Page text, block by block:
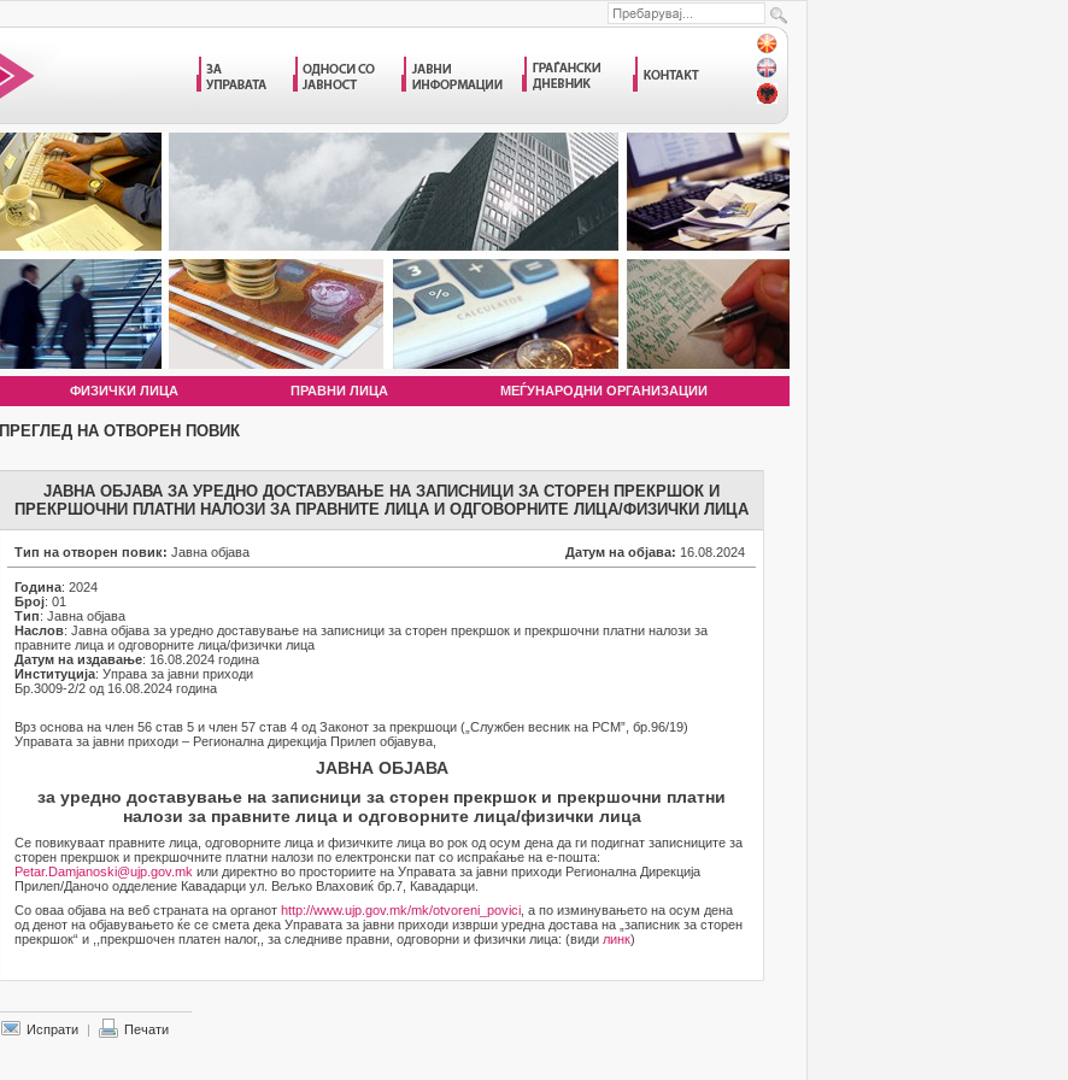
ФИЗИЧКИ ЛИЦА ПРАВНИ ЛИЦА МЕЃУНАРОДНИ ОРГАНИЗАЦИИ
ПРЕГЛЕД НА ОТВОРЕН ПОВИК
ЈАВНА ОБЈАВА ЗА УРЕДНО ДОСТАВУВАЊЕ НА ЗАПИСНИЦИ ЗА СТОРЕН ПРЕКРШОК И
ПРЕКРШОЧНИ ПЛАТНИ НАЛОЗИ ЗА ПРАВНИТЕ ЛИЦА И ОДГОВОРНИТЕ ЛИЦА/ФИЗИЧКИ ЛИЦА
Тип на отворен повик: Јавна објава Датум на објава: 16.08.2024
Година: 2024
Број: 01
Тип: Јавна објава
Наслов: Јавна објава за уредно доставување на записници за сторен прекршок и прекршочни платни налози за
правните лица и одговорните лица/физички лица
Датум на издавање: 16.08.2024 година
Институција: Управа за јавни приходи
Бр.3009-2/2 од 16.08.2024 година
Врз основа на член 56 став 5 и член 57 став 4 од Законот за прекршоци („Службен весник на РСМ”, бр.96/19)
Управата за јавни приходи – Регионална дирекција Прилеп објавува,
ЈАВНА ОБЈАВА
за уредно доставување на записници за сторен прекршок и прекршочни платни
налози за правните лица и одговорните лица/физички лица
Се повикуваат правните лица, одговорните лица и физичките лица во рок од осум дена да ги подигнат записниците за
сторен прекршок и прекршочните платни налози по електронски пат со испраќање на е-пошта:
Petar.Damjanoski@ujp.gov.mk или директно во просториите на Управата за јавни приходи Регионална Дирекција
Прилеп/Даночо одделение Кавадарци ул. Вељко Влаховиќ бр.7, Кавадарци.
Со оваа објава на веб страната на органот http://www.ujp.gov.mk/mk/otvoreni_povici , а по изминувањето на осум дена
од денот на објавувањето ќе се смета дека Управата за јавни приходи изврши уредна достава на „записник за сторен
прекршок“ и ,,прекршочен платен налог,, за следниве правни, одговорни и физички лица: (види линк)
Испрати | Печати